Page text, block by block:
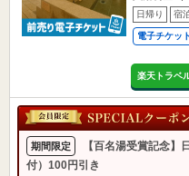
日帰り 宿
電子チケッ
楽天トラベ
期間限定
【百名湯受賞記念】
付）100円引き